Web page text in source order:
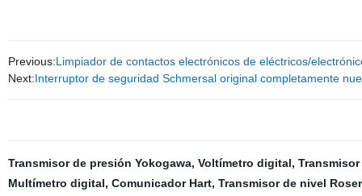
Previous:Limpiador de contactos electrónicos de eléctricos/
Next:Interruptor de seguridad Schmersal original completamente
Transmisor de presión Yokogawa, Voltímetro digital,
Multímetro digital, Comunicador Hart, Transmisor de nivel